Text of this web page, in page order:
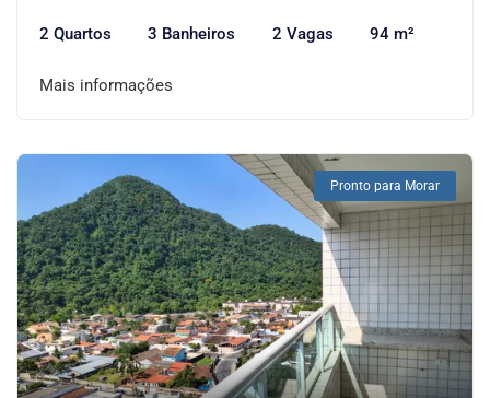
2 Quartos 3 Banheiros 2 Vagas 94 m²
Mais informações
Pronto para Morar